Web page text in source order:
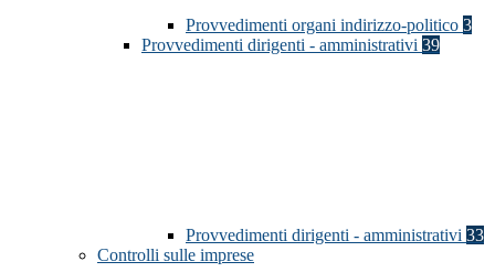
Provvedimenti organi indirizzo-politico 3
Provvedimenti dirigenti - amministrativi 39
Provvedimenti dirigenti - amministrativi 33
Controlli sulle imprese